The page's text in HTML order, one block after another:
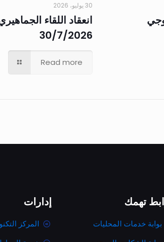
30 يوليو، 2026
انعقاد اللقاء
30/7/2026
Read more
تهمك
بوابة خدمات المحليات
إدارات
المركز